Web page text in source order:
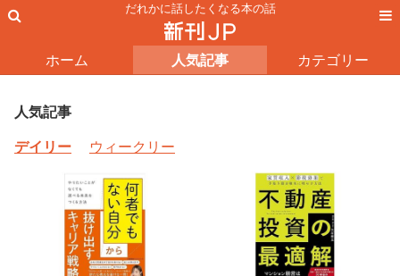
だれかに話したくなる本の話
ホーム 人気記事 カテゴリー
人気記事
デイリー
ウィークリー